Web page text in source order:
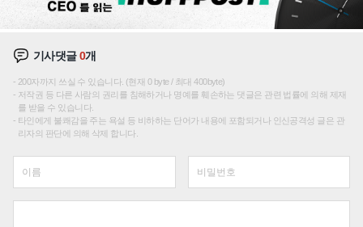
기사댓글0개
200자까지 쓰실 수 있습니다. (현재 0 byte / 최대 400byte)
저작권 등 다른 사람의 권리를 침해하거나 명예를 훼손하는 댓글은 관련 법률에 의해 제재
를 받을 수 있습니다.
타인에게 불쾌감을 주는 욕설 등 비하하는 단어가 내용에 포함되거나 인신공격성 글은 관
리자의 판단에 의해 삭제 합니다.